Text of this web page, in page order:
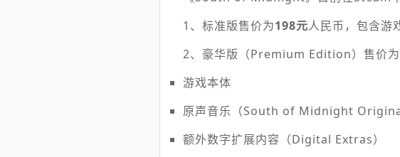
1、标准版售价为198元人民币，包含游
2、豪华版（Premium Edition）售价为
游戏本体
原声音乐（South of Midnight
额外数字扩展内容（Digital Extras）